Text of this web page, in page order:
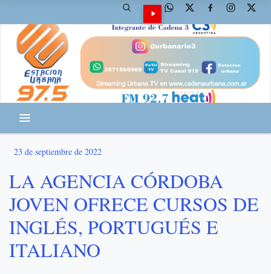
23 de septiembre de 2022
LA AGENCIA CÓRDOBA
JOVEN OFRECE CURSOS DE
INGLÉS, PORTUGUÉS E
ITALIANO